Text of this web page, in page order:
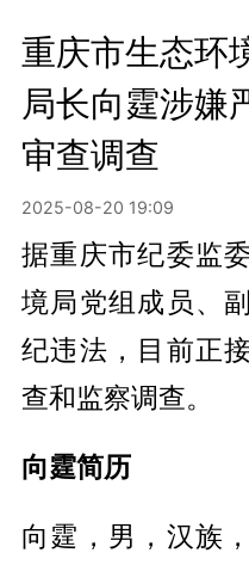
重庆市生态环
局长向霆涉嫌
审查调查
2025-08-20 19:09
据重庆市纪委监
境局党组成员、
纪违法，目前正
查和监察调查。
向霆简历
向霆，男，汉族